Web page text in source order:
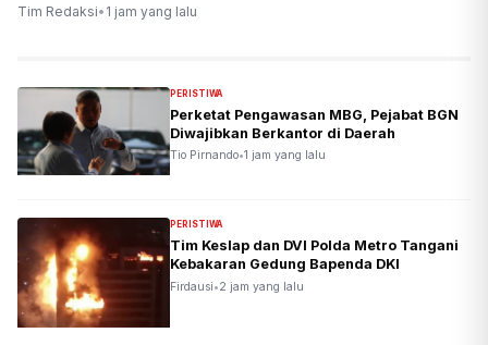
Tim Redaksi• 1 jam yang lalu
PERISTIWA
Perketat Pengawasan MBG, Pejabat BGN
Diwajibkan Berkantor di Daerah
Tio Pirnando•1 jam yang lalu
PERISTIWA
Tim Keslap dan DVI Polda Metro Tangani
Kebakaran Gedung Bapenda DKI
Firdausi•2 jam yang lalu